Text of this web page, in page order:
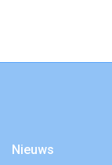
Nieuws